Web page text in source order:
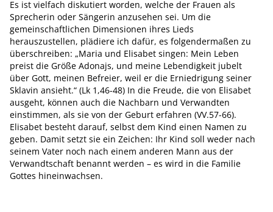
Es ist vielfach diskutiert worden, welche der Frauen als
Sprecherin oder Sängerin anzusehen sei. Um die
gemeinschaftlichen Dimensionen ihres Lieds
herauszustellen, plädiere ich dafür, es folgendermaßen zu
überschreiben: „Maria und Elisabet singen: Mein Leben
preist die Größe Adonajs, und meine Lebendigkeit jubelt
über Gott, meinen Befreier, weil er die Erniedrigung seiner
Sklavin ansieht.“ (Lk 1,46-48) In die Freude, die von Elisabet
ausgeht, können auch die Nachbarn und Verwandten
einstimmen, als sie von der Geburt erfahren (VV.57-66).
Elisabet besteht darauf, selbst dem Kind einen Namen zu
geben. Damit setzt sie ein Zeichen: Ihr Kind soll weder nach
seinem Vater noch nach einem anderen Mann aus der
Verwandtschaft benannt werden – es wird in die Familie
Gottes hineinwachsen.